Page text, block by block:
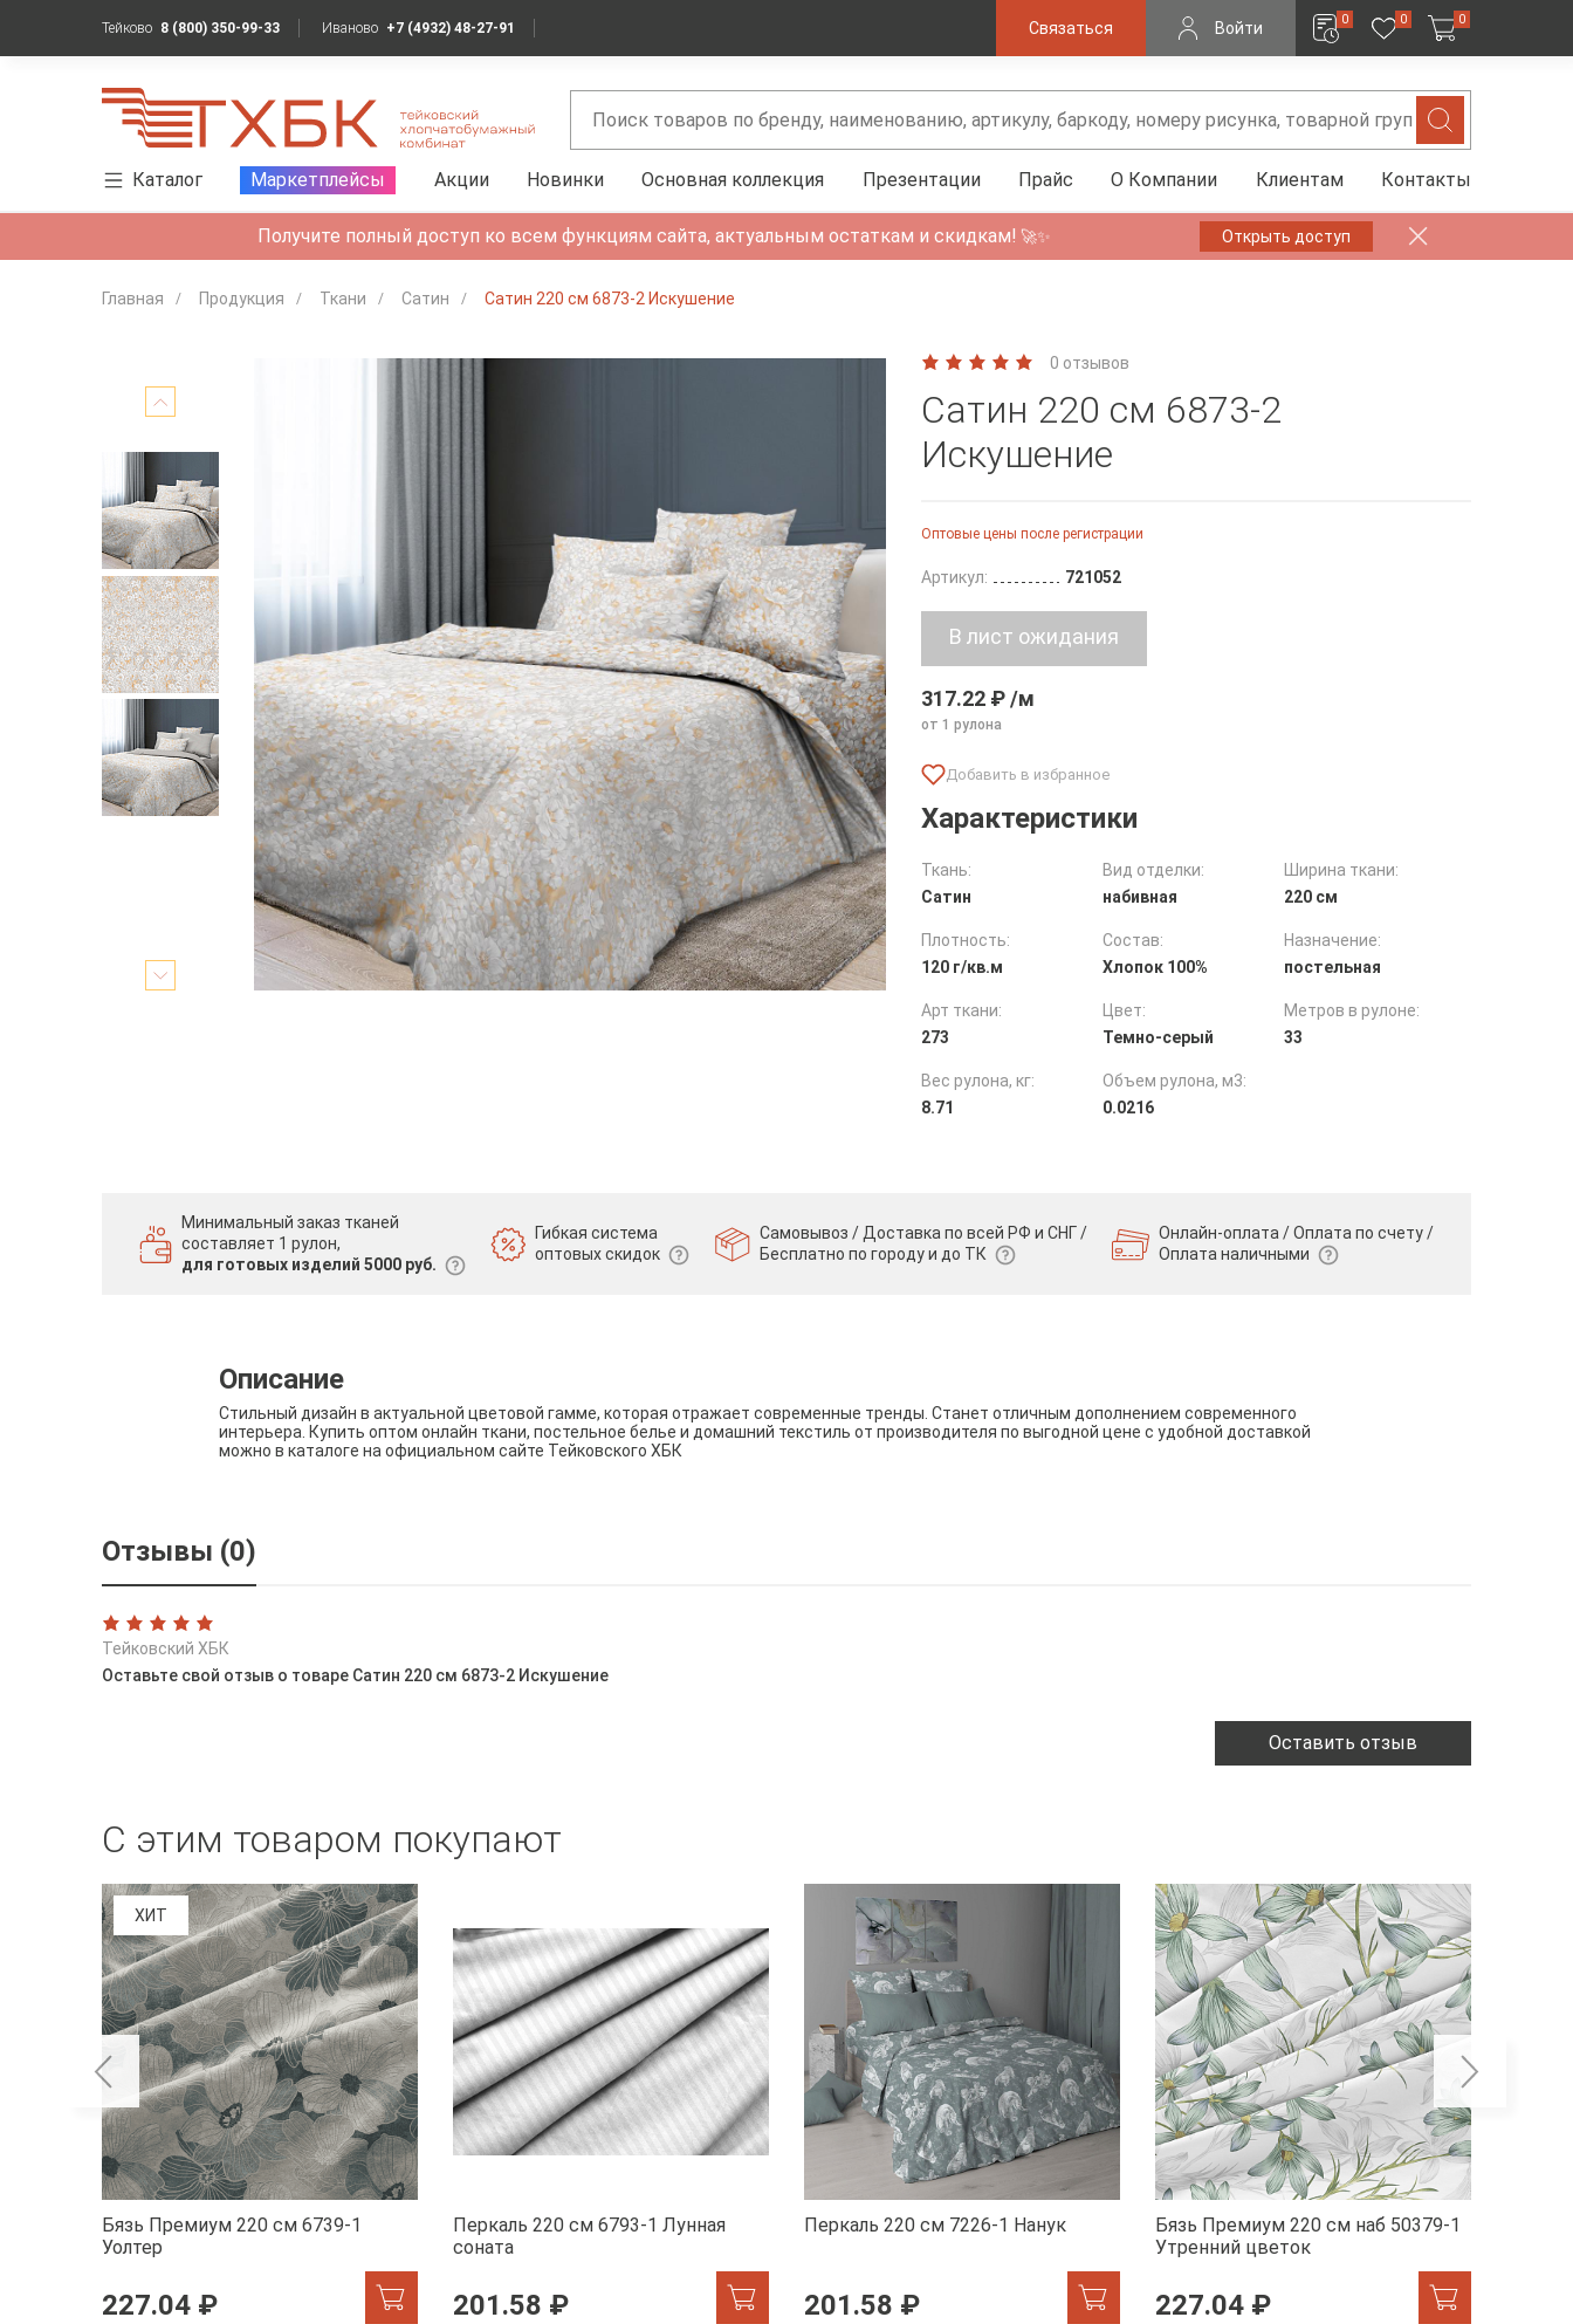
Тейково 8 (800) 350-99-33 Иваново +7 (4932) 48-27-91 Связаться Войти 0 0 0
Каталог Маркетплейсы Акции Новинки Основная коллекция Презентации Прайс О Компании Клиентам Контакты
Получите полный доступ ко всем функциям сайта, актуальным остаткам и скидкам! 🚀✨ Открыть доступ
Главная Продукция Ткани Сатин Сатин 220 см 6873-2 Искушение
0 отзывов
Сатин 220 см 6873-2
Искушение
Оптовые цены после регистрации
Артикул: 721052
317.22 ₽ /м
от 1 рулона
Характеристики
Ткань:
Сатин
Вид отделки:
набивная
Ширина ткани:
220 см
Плотность:
120 г/кв.м
Состав:
Хлопок 100%
Назначение:
постельная
Арт ткани:
273
Цвет:
Темно-серый
Метров в рулоне:
33
Вес рулона, кг:
8.71
Объем рулона, м3:
0.0216
Минимальный заказ тканей
составляет 1 рулон,
для готовых изделий 5000 руб.
Гибкая система
оптовых скидок
Самовывоз / Доставка по всей РФ и СНГ /
Бесплатно по городу и до ТК
Онлайн-оплата / Оплата по счету /
Оплата наличными
Описание
Стильный дизайн в актуальной цветовой гамме, которая отражает современные тренды. Станет отличным дополнением современного
интерьера. Купить оптом онлайн ткани, постельное белье и домашний текстиль от производителя по выгодной цене с удобной доставкой
можно в каталоге на официальном сайте Тейковского ХБК
Отзывы (0)
Тейковский ХБК
Оставьте свой отзыв о товаре Сатин 220 см 6873-2 Искушение
Оставить отзыв
С этим товаром покупают
ХИТ
Бязь Премиум 220 см 6739-1
Уолтер
227.04 ₽
Перкаль 220 см 6793-1 Лунная
соната
201.58 ₽
Перкаль 220 см 7226-1 Нанук
201.58 ₽
Бязь Премиум 220 см наб 50379-1
Утренний цветок
227.04 ₽